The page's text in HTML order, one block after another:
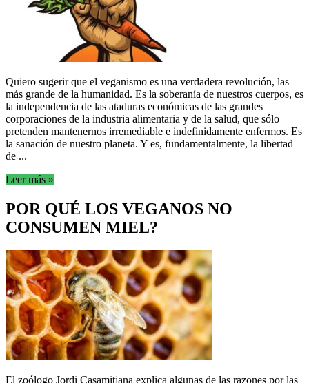
Quiero sugerir que el veganismo es una verdadera revolución, las
más grande de la humanidad. Es la soberanía de nuestros cuerpos, es
la independencia de las ataduras económicas de las grandes
corporaciones de la industria alimentaria y de la salud, que sólo
pretenden mantenernos irremediable e indefinidamente enfermos. Es
la sanación de nuestro planeta. Y es, fundamentalmente, la libertad
de ...
Leer más »
POR QUÉ LOS VEGANOS NO
CONSUMEN MIEL?
El zoólogo Jordi Casamitjana explica algunas de las razones por las